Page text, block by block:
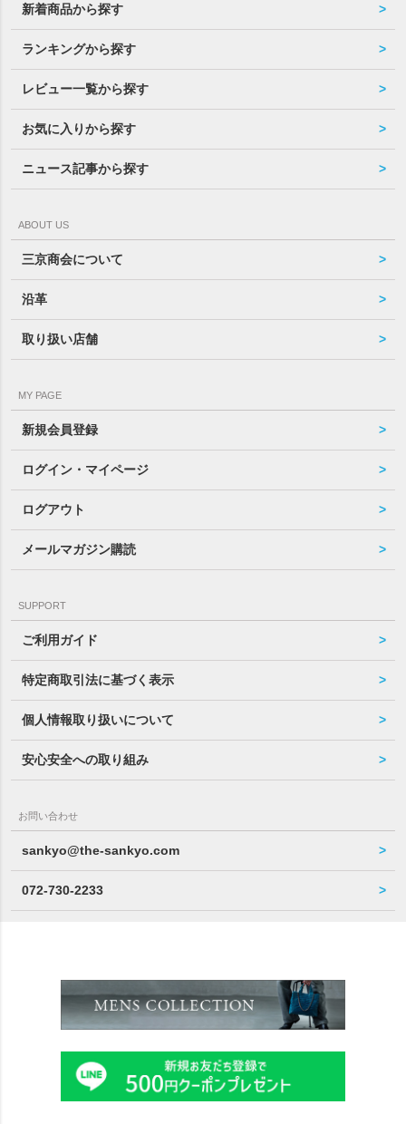
新着商品から探す
ランキングから探す
レビュー一覧から探す
お気に入りから探す
ニュース記事から探す
ABOUT US
三京商会について
沿革
取り扱い店舗
MY PAGE
新規会員登録
ログイン・マイページ
ログアウト
メールマガジン購読
SUPPORT
ご利用ガイド
特定商取引法に基づく表示
個人情報取り扱いについて
安心安全への取り組み
お問い合わせ
sankyo@the-sankyo.com
072-730-2233